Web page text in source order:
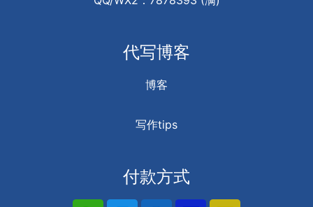
代写博客
博客
写作tips
付款方式